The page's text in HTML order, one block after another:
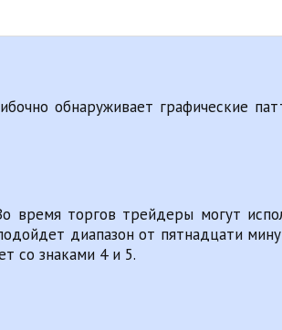
обнаруживает графические
торгов трейдеры могут
диапазон от пятнадцати
со знаками 4 и 5.